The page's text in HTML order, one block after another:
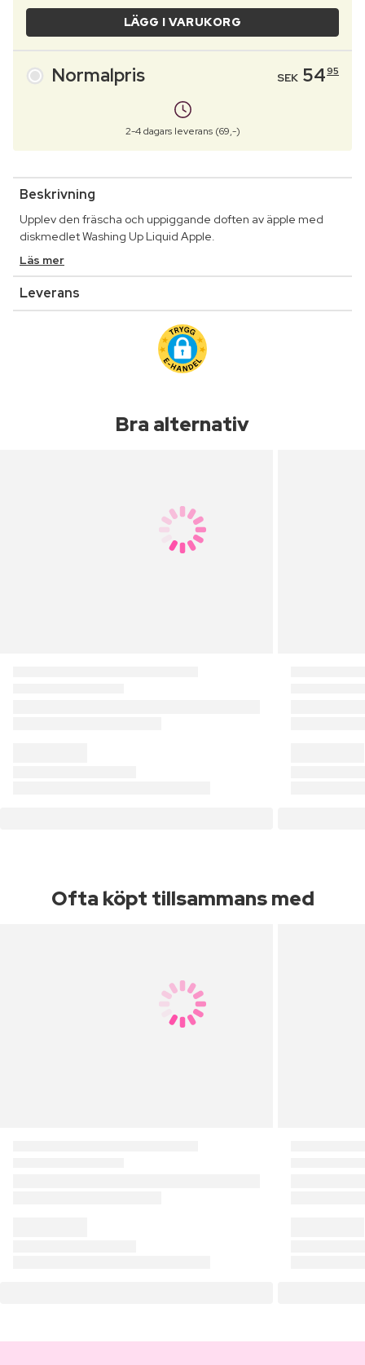
LÄGG I VARUKORG
Normalpris SEK 5495
2-4 dagars leverans (69,-)
Beskrivning
Upplev den fräscha och uppiggande doften av äpple med
diskmedlet Washing Up Liquid Apple.
Läs mer
Leverans
Bra alternativ
Ofta köpt tillsammans med